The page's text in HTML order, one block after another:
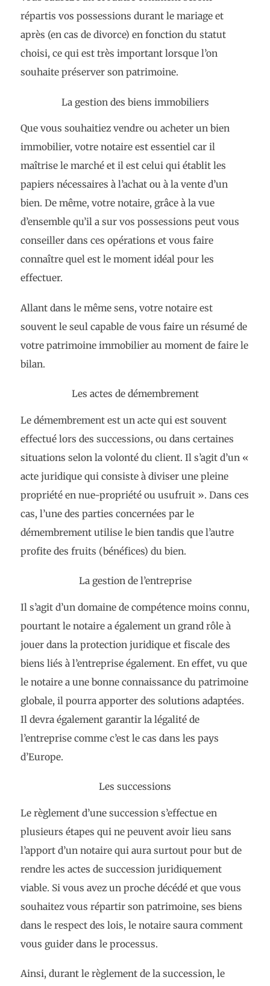
répartis vos possessions durant le mariage et
après (en cas de divorce) en fonction du statut
choisi, ce qui est très important lorsque l’on
souhaite préserver son patrimoine.
La gestion des biens immobiliers
Que vous souhaitiez vendre ou acheter un bien
immobilier, votre notaire est essentiel car il
maîtrise le marché et il est celui qui établit les
papiers nécessaires à l’achat ou à la vente d’un
bien. De même, votre notaire, grâce à la vue
d’ensemble qu’il a sur vos possessions peut vous
conseiller dans ces opérations et vous faire
connaître quel est le moment idéal pour les
effectuer.
Allant dans le même sens, votre notaire est
souvent le seul capable de vous faire un résumé de
votre patrimoine immobilier au moment de faire le
bilan.
Les actes de démembrement
Le démembrement est un acte qui est souvent
effectué lors des successions, ou dans certaines
situations selon la volonté du client. Il s’agit d’un «
acte juridique qui consiste à diviser une pleine
propriété en nue-propriété ou usufruit ». Dans ces
cas, l’une des parties concernées par le
démembrement utilise le bien tandis que l’autre
profite des fruits (bénéfices) du bien.
La gestion de l’entreprise
Il s’agit d’un domaine de compétence moins connu,
pourtant le notaire a également un grand rôle à
jouer dans la protection juridique et fiscale des
biens liés à l’entreprise également. En effet, vu que
le notaire a une bonne connaissance du patrimoine
globale, il pourra apporter des solutions adaptées.
Il devra également garantir la légalité de
l’entreprise comme c’est le cas dans les pays
d’Europe.
Les successions
Le règlement d’une succession s’effectue en
plusieurs étapes qui ne peuvent avoir lieu sans
l’apport d’un notaire qui aura surtout pour but de
rendre les actes de succession juridiquement
viable. Si vous avez un proche décédé et que vous
souhaitez vous répartir son patrimoine, ses biens
dans le respect des lois, le notaire saura comment
vous guider dans le processus.
Ainsi, durant le règlement de la succession, le